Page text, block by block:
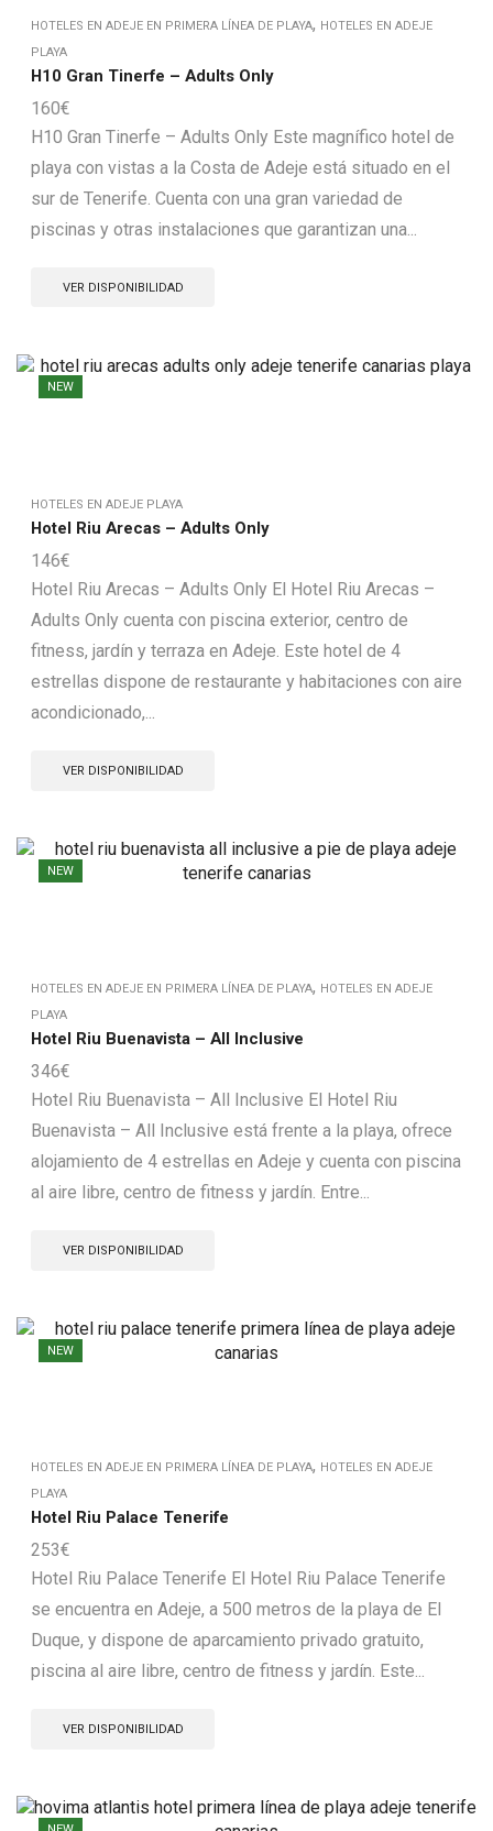
HOTELES EN ADEJE EN PRIMERA LÍNEA DE PLAYA, HOTELES EN ADEJE
PLAYA
H10 Gran Tinerfe – Adults Only
160€
H10 Gran Tinerfe – Adults Only Este magnífico hotel de
playa con vistas a la Costa de Adeje está situado en el
sur de Tenerife. Cuenta con una gran variedad de
piscinas y otras instalaciones que garantizan una...
VER DISPONIBILIDAD
NEW
HOTELES EN ADEJE PLAYA
Hotel Riu Arecas – Adults Only
146€
Hotel Riu Arecas – Adults Only El Hotel Riu Arecas –
Adults Only cuenta con piscina exterior, centro de
fitness, jardín y terraza en Adeje. Este hotel de 4
estrellas dispone de restaurante y habitaciones con aire
acondicionado,...
VER DISPONIBILIDAD
NEW
HOTELES EN ADEJE EN PRIMERA LÍNEA DE PLAYA, HOTELES EN ADEJE
PLAYA
Hotel Riu Buenavista – All Inclusive
346€
Hotel Riu Buenavista – All Inclusive El Hotel Riu
Buenavista – All Inclusive está frente a la playa, ofrece
alojamiento de 4 estrellas en Adeje y cuenta con piscina
al aire libre, centro de fitness y jardín. Entre...
VER DISPONIBILIDAD
NEW
HOTELES EN ADEJE EN PRIMERA LÍNEA DE PLAYA, HOTELES EN ADEJE
PLAYA
Hotel Riu Palace Tenerife
253€
Hotel Riu Palace Tenerife El Hotel Riu Palace Tenerife
se encuentra en Adeje, a 500 metros de la playa de El
Duque, y dispone de aparcamiento privado gratuito,
piscina al aire libre, centro de fitness y jardín. Este...
VER DISPONIBILIDAD